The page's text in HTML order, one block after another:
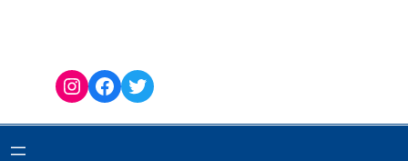
Instagram Facebook Twitter